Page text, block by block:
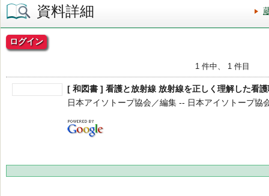
資料詳細
ログイン
1 件中、 1 件目
[ 和図書 ] 看護と放射線 放射線を正しく理解した看
日本アイソトープ協会／編集 -- 日本アイソトープ協